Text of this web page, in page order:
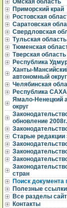
Омская область
Приморский край
Ростовская
Саратовская
Свердловская
Тульская область
Тюменская
Тверская область
Республика
Ханты-
автономный округ
Челябинская
Республика
Ямало-Ненецкий
округ
обновление 2008г.
Старые редакции
стран
Поиск документа
Полезные ссылки
Все разделы
Контакты